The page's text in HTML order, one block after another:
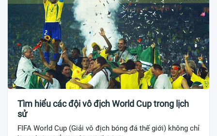
Tìm hiểu các đội vô địch World Cup trong lịch
sử
FIFA World Cup (Giải vô địch bóng đá thế giới) không chỉ